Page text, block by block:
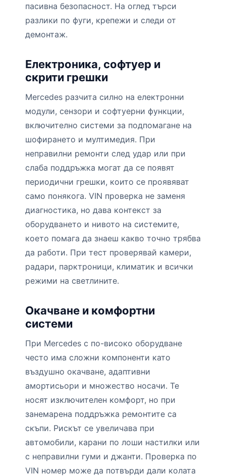
пасивна безопасност. На оглед търси
разлики по фуги, крепежи и следи от
демонтаж.
Електроника, софтуер и
скрити грешки
Mercedes разчита силно на електронни
модули, сензори и софтуерни функции,
включително системи за подпомагане на
шофирането и мултимедия. При
неправилни ремонти след удар или при
слаба поддръжка могат да се появят
периодични грешки, които се проявяват
само понякога. VIN проверка не заменя
диагностика, но дава контекст за
оборудването и нивото на системите,
което помага да знаеш какво точно трябва
да работи. При тест проверявай камери,
радари, парктроници, климатик и всички
режими на светлините.
Окачване и комфортни
системи
При Mercedes с по-високо оборудване
често има сложни компоненти като
въздушно окачване, адаптивни
амортисьори и множество носачи. Те
носят изключителен комфорт, но при
занемарена поддръжка ремонтите са
скъпи. Рискът се увеличава при
автомобили, карани по лоши настилки или
с неправилни гуми и джанти. Проверка по
VIN номер може да потвърди дали колата